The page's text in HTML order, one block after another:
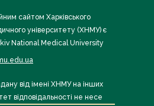
сайтом Харківського
університету (ХНМУ) є
National Medical University
від імені ХНМУ на інших
відповідальності не несе